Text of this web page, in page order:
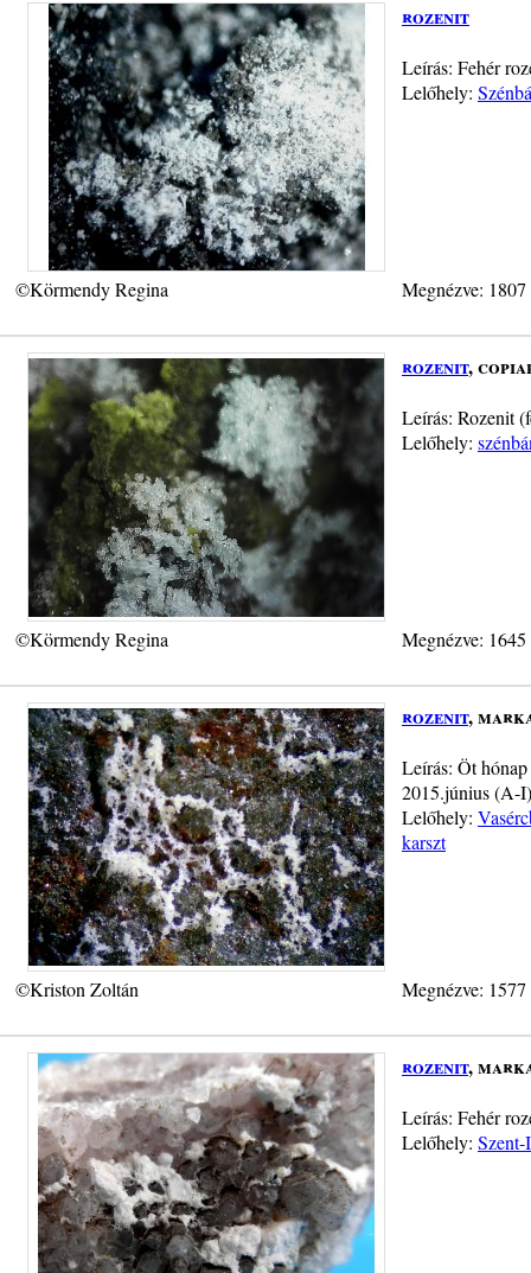
rozenit
Leírás: Fehér
Lelőhely:
©Körmendy Regina Megnézve:
rozenit,
Leírás: Rozenit
Lelőhely:
©Körmendy Regina Megnézve:
rozenit,
Leírás: Öt
2015.június (A-
Lelőhely:
karszt
©Kriston Zoltán Megnézve:
rozenit,
Leírás: Fehér
Lelőhely: